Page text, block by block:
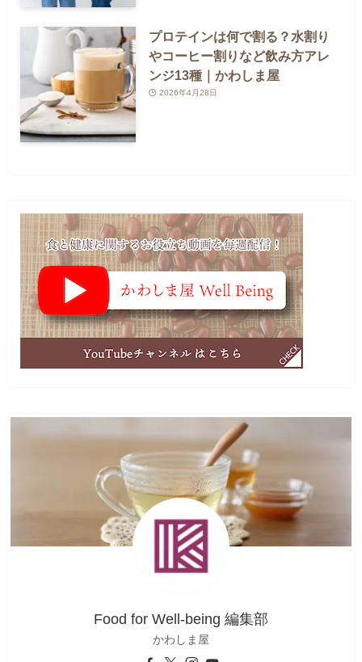
プロテインは何で割る？水割り
やコーヒー割りなど飲み方アレ
ンジ13種｜かわしま屋
2026年4月28日
Food for Well-being 編集部
かわしま屋